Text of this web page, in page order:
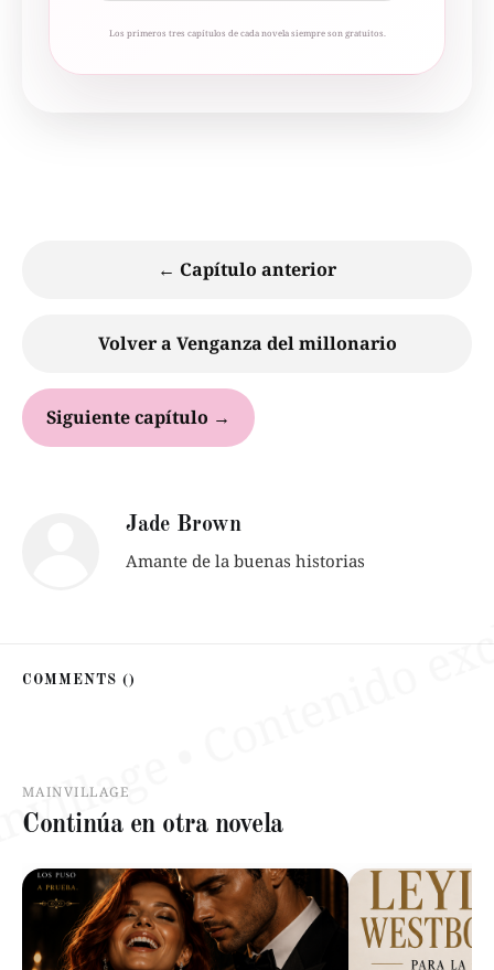
Los primeros tres capítulos de cada novela siempre son gratuitos.
← Capítulo anterior
Volver a Venganza del millonario
Siguiente capítulo →
Jade Brown
Amante de la buenas historias
COMMENTS ()
MAINVILLAGE
Continúa en otra novela